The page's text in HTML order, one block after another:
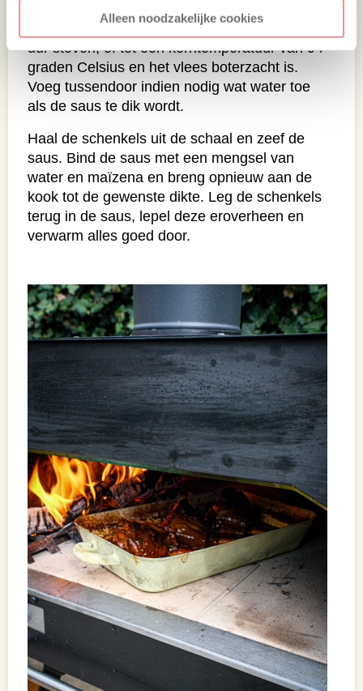
Alleen noodzakelijke cookies
als dat nodig is. Breng de oven terug naar 160
graden Celsius en laat de schenkels circa 4
uur stoven, of tot een kerntemperatuur van 94
graden Celsius en het vlees boterzacht is.
Voeg tussendoor indien nodig wat water toe
als de saus te dik wordt.
Haal de schenkels uit de schaal en zeef de
saus. Bind de saus met een mengsel van
water en maïzena en breng opnieuw aan de
kook tot de gewenste dikte. Leg de schenkels
terug in de saus, lepel deze eroverheen en
verwarm alles goed door.